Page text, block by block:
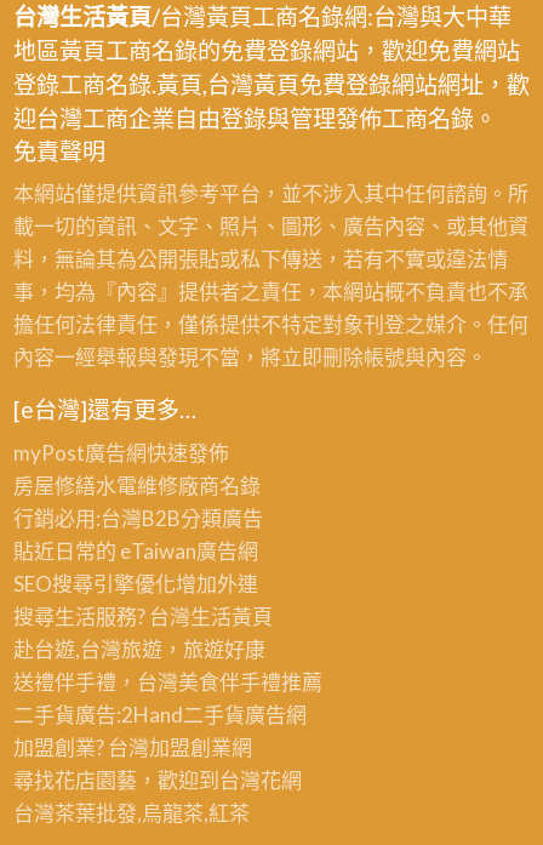
台灣生活黃頁/台灣黃頁工商名錄網:台灣與大中華
地區黃頁工商名錄的免費登錄網站，歡迎免費網站
登錄工商名錄.黃頁,台灣黃頁免費登錄網站網址，歡
迎台灣工商企業自由登錄與管理發佈工商名錄。
免責聲明
本網站僅提供資訊參考平台，並不涉入其中任何諮詢。所
載一切的資訊、文字、照片、圖形、廣告內容、或其他資
料，無論其為公開張貼或私下傳送，若有不實或違法情
事，均為『內容』提供者之責任，本網站概不負責也不承
擔任何法律責任，僅係提供不特定對象刊登之媒介。任何
內容一經舉報與發現不當，將立即刪除帳號與內容。
[e台灣]還有更多…
myPost廣告網快速發佈
房屋修繕水電維修廠商名錄
行銷必用:台灣B2B分類廣告
貼近日常的 eTaiwan廣告網
SEO搜尋引擎優化增加外連
搜尋生活服務? 台灣生活黃頁
赴台遊,台灣旅遊，旅遊好康
送禮伴手禮，台灣美食伴手禮推薦
二手貨廣告:2Hand二手貨廣告網
加盟創業? 台灣加盟創業網
尋找花店園藝，歡迎到 台灣花網
台灣茶葉批發,烏龍茶,紅茶